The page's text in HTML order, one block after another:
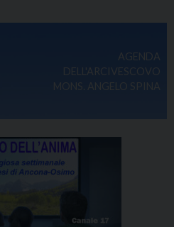
AGENDA
DELL'ARCIVESCOVO
MONS. ANGELO SPINA